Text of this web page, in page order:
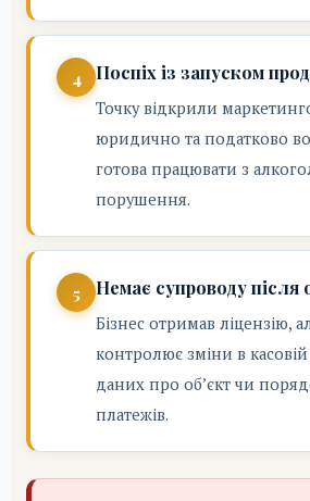
Поспіх із запуском
Точку відкрили
юридично та податково
готова працювати з
порушення.
Немає супроводу після
Бізнес отримав ліцензію,
контролює зміни в касовій
даних про об’єкт чи
платежів.